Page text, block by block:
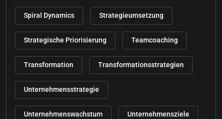
Spiral Dynamics Strategieumsetzung
Strategische Priorisierung Teamcoaching
Transformation Transformationsstrategien
Unternehmensstrategie
Unternehmenswachstum Unternehmensziele